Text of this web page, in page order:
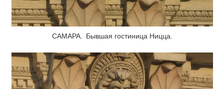
САМАРА. Бывшая гостиница Ницца.